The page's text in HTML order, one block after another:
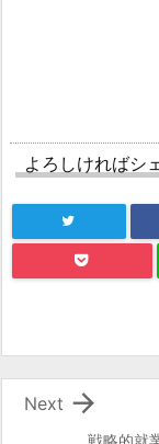
よろしければシ

Next